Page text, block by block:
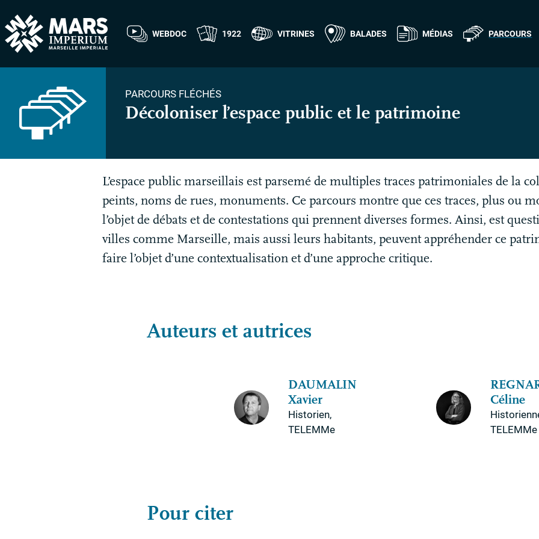
WEBDOC 1922 VITRINES BALADES MÉDIAS PARCOURS
PARCOURS FLÉCHÉS
Décoloniser l’espace public et le patrimoine
L’espace public marseillais est parsemé de multiples traces patrimoniales de la
peints, noms de rues, monuments. Ce parcours montre que ces traces, plus ou
l’objet de débats et de contestations qui prennent diverses formes. Ainsi, est
villes comme Marseille, mais aussi leurs habitants, peuvent appréhender ce
faire l’objet d’une contextualisation et d’une approche critique.
Auteurs et autrices
DAUMALIN
Xavier
Historien,
TELEMMe
Céline
TELEMMe
Pour citer